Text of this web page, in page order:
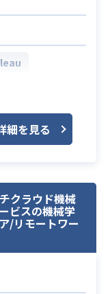
を代行してい
間程度)
要な情報収
どを使った運
た基本的なプ
化、自動化業
ドでアプリケ
利活用ができ
、Sal
、4月から半
発について
ているパッケ
ンを、Salesfo
すが、担当は
いない状況。
細を見る
クラウド機械
ビスの機械学
/リモートワー